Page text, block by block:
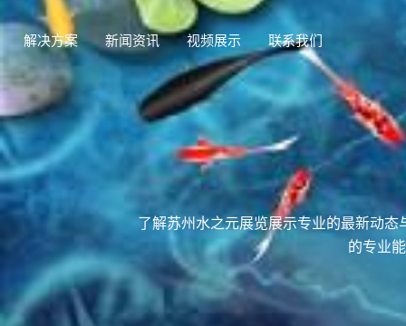
解决方案 新闻资讯 视频展示 联系我们
了解苏州水之元展览展示专业的最新动
的专业